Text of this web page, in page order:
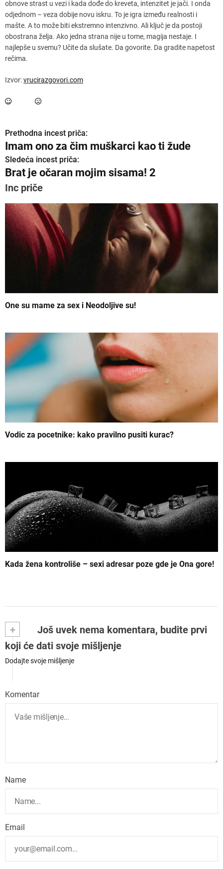
obnove strast u vezi i kada dođe do kreveta, intenzitet je jači. I onda
odjednom – veza dobije novu iskru. To je igra između realnosti i
mašte. A to može biti ekstremno intenzivno. Ali ključ je da postoji
obostrana želja. Ako jedna strana nije u tome, magija nestaje. I
najlepše u svemu? Učite da slušate. Da govorite. Da gradite napetost
rečima.
Izvor:vrucirazgovori.com
K
r
e
t
a
n
l
n
k
a
Prethodna incest priča:
Imam ono za čim muškarci kao ti žude
Sledeća incest priča:
Brat je očaran mojim sisama! 2
Inc priče
One su mame za sex i Neodoljive su!
Vodic za pocetnike: kako pravilno pusiti kurac?
Kada žena kontroliše – sexi adresar poze gde je Ona gore!
+
Još uvek nema komentara, budite prvi
koji će dati svoje mišljenje
Dodajte svoje mišljenje
Komentar
Name
Email